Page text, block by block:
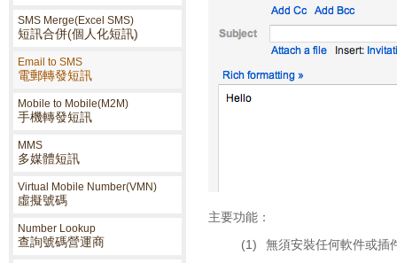
SMS Merge(Excel SMS)
短訊合併(個人化短訊)
Email to SMS
電郵轉發短訊
Mobile to Mobile(M2M)
手機轉發短訊
MMS
多媒體短訊
Virtual Mobile Number(VMN)
虛擬號碼
Number Lookup
查詢號碼營運商
主要功能：
(1)
無須安裝任何軟件或插